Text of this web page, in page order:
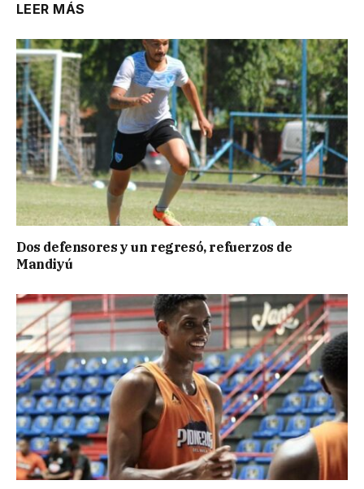
LEER MÁS
Dos defensores y un regresó, refuerzos de
Mandiyú